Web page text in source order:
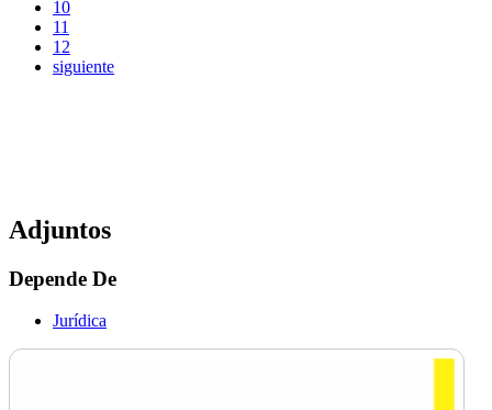
10
11
12
siguiente
Adjuntos
Depende De
Jurídica